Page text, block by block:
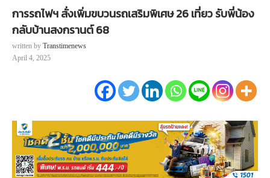
การรถไฟฯ สั่งเพิ่มขบวนรถเสริมพิเศษ 26 เที่ยว รับพี่น้อง
กลับบ้านสงกรานต์ 68
written by Transtimenews
April 4, 2025